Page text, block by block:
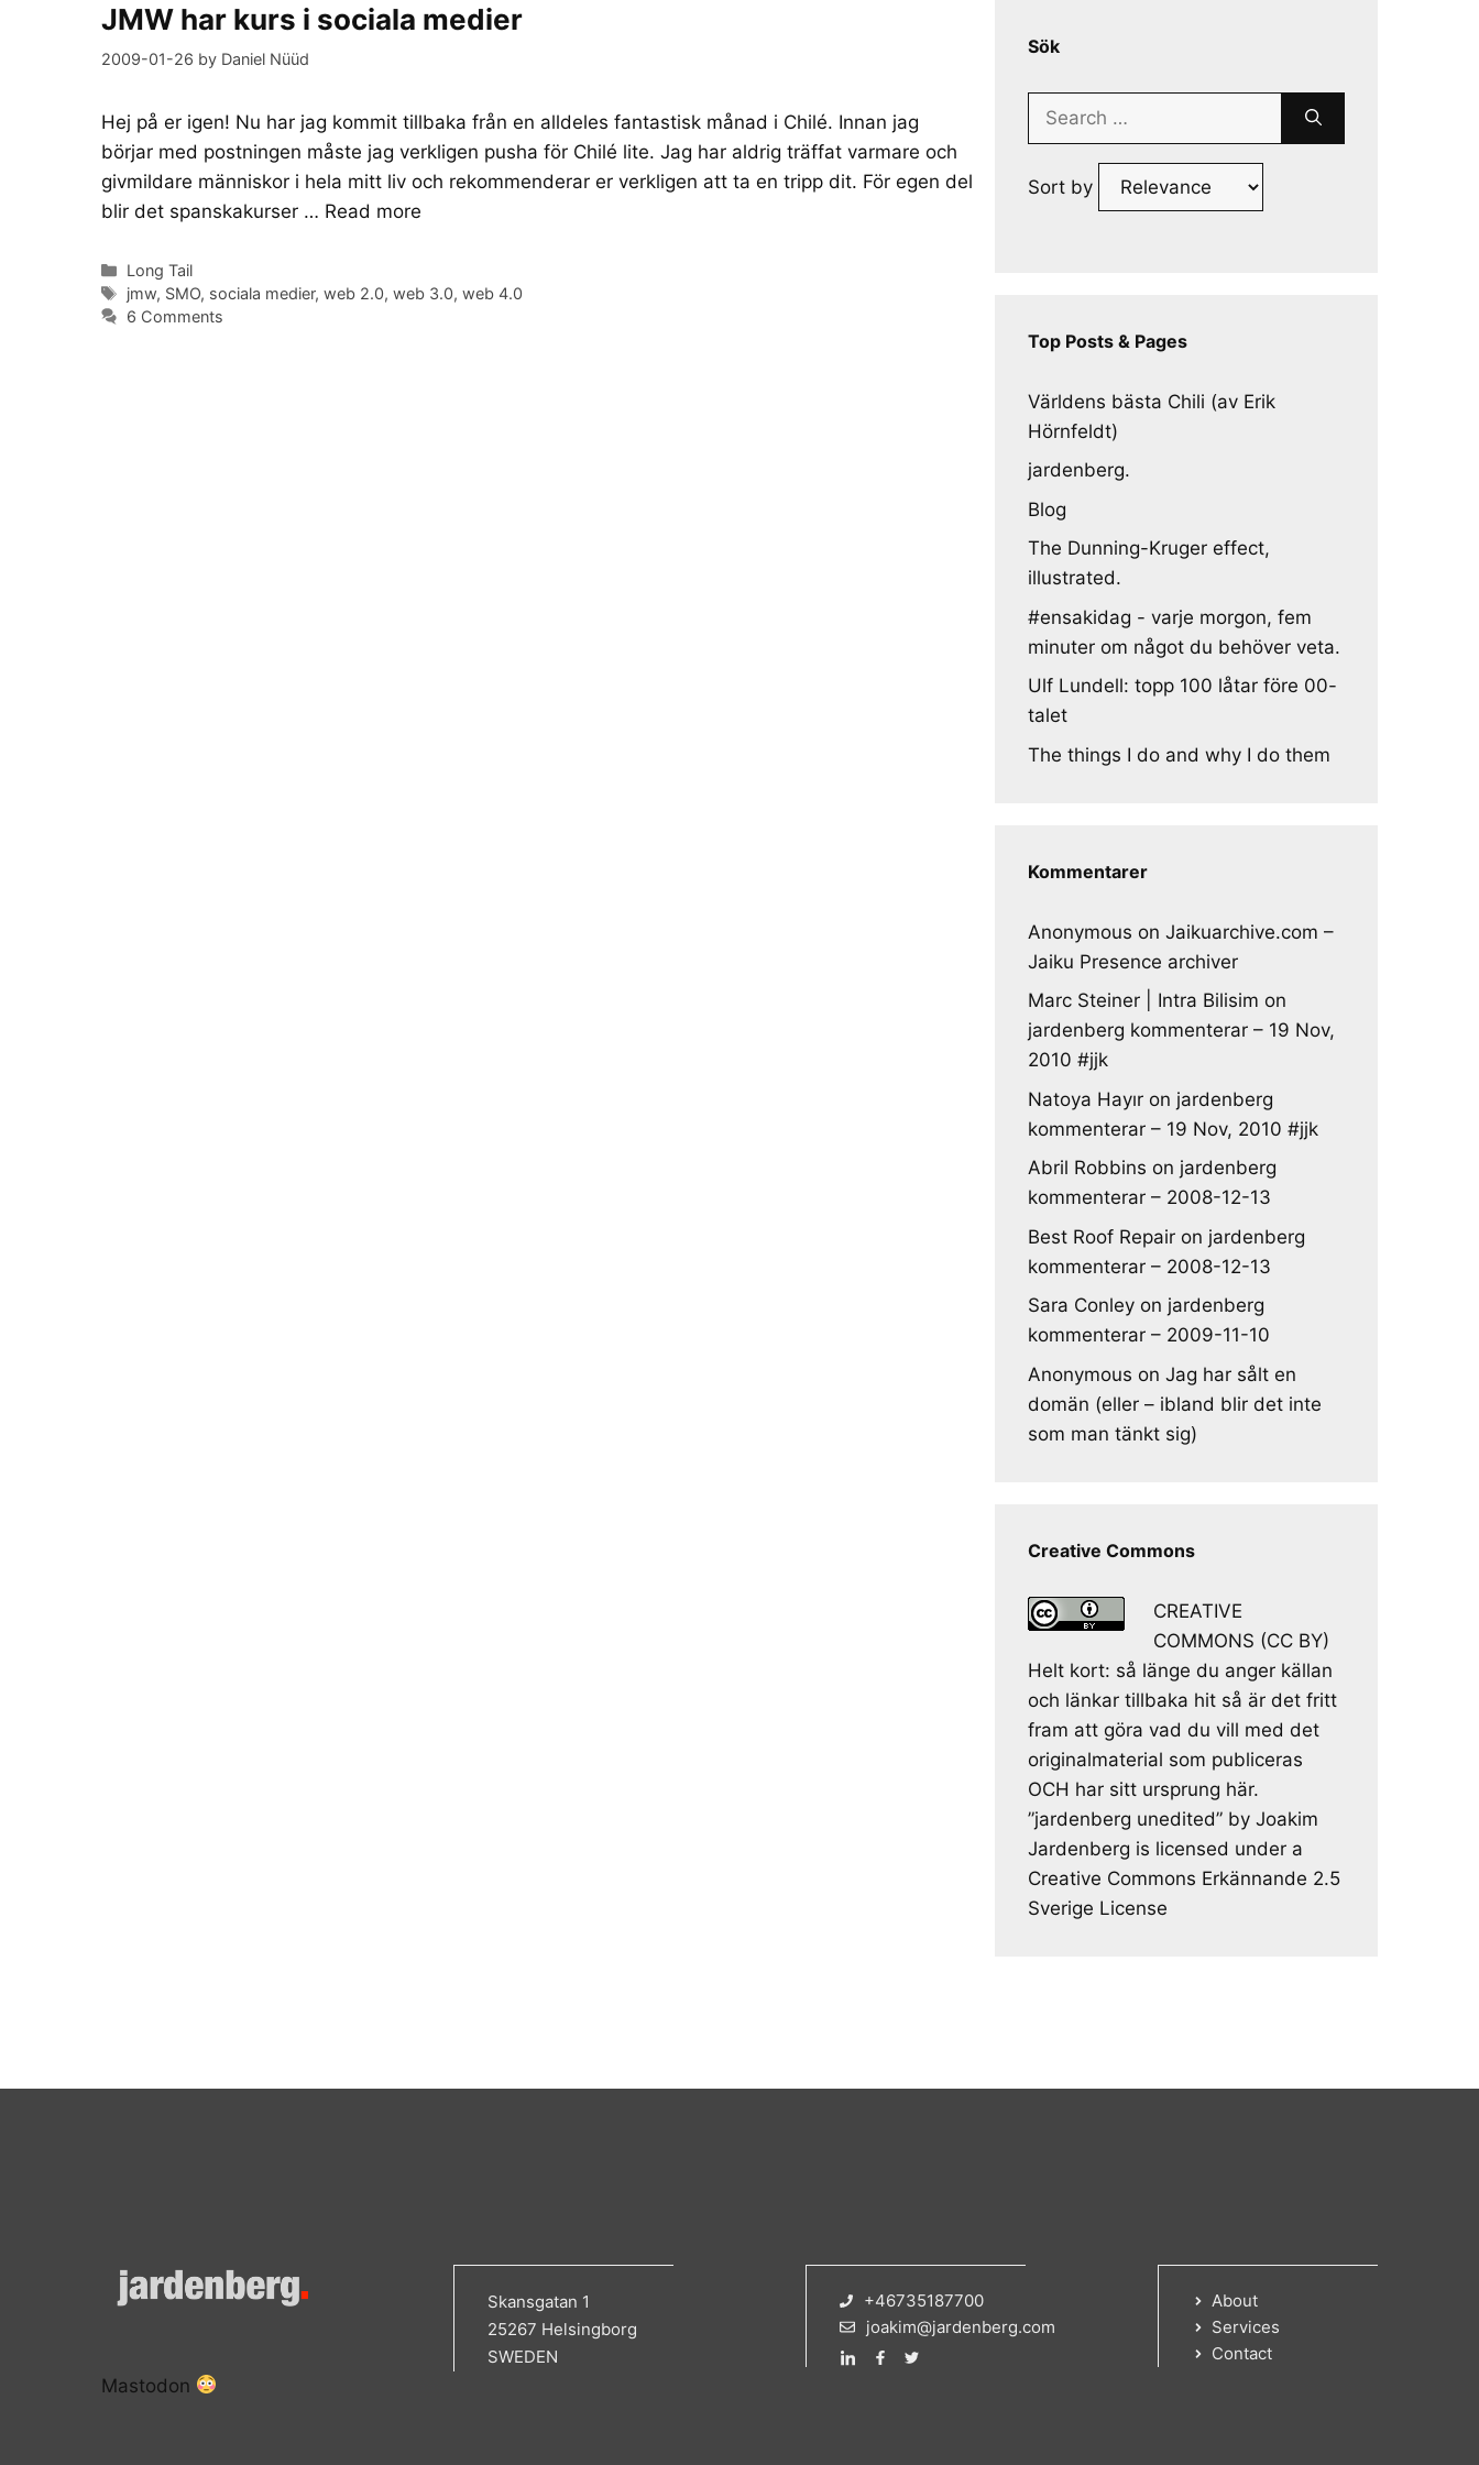
JMW har kurs i sociala medier
2009-01-26 by Daniel Nüüd
Hej på er igen! Nu har jag kommit tillbaka från en alldeles fantastisk månad i Chilé. Innan jag
börjar med postningen måste jag verkligen pusha för Chilé lite. Jag har aldrig träffat varmare och
givmildare människor i hela mitt liv och rekommenderar er verkligen att ta en tripp dit. För egen del
blir det spanskakurser … Read more
Categories
Long Tail
Tags
jmw, SMO, sociala medier,web 2.0,web 3.0,web 4.0
6 Comments
Sök
Search
Sort by
Top Posts & Pages
Världens bästa Chili (av Erik
Hörnfeldt)
jardenberg.
Blog
The Dunning-Kruger effect,
illustrated.
#ensakidag - varje morgon, fem
minuter om något du behöver veta.
Ulf Lundell: topp 100 låtar före 00-
talet
The things I do and why I do them
Kommentarer
Anonymous on Jaikuarchive.com –
Jaiku Presence archiver
Marc Steiner | Intra Bilisim on
jardenberg kommenterar – 19 Nov,
2010 #jjk
Natoya Hayır on jardenberg
kommenterar – 19 Nov, 2010 #jjk
Abril Robbins on jardenberg
kommenterar – 2008-12-13
Best Roof Repair on jardenberg
kommenterar – 2008-12-13
Sara Conley on jardenberg
kommenterar – 2009-11-10
Anonymous on Jag har sålt en
domän (eller – ibland blir det inte
som man tänkt sig)
Creative Commons
CREATIVE
COMMONS (CC BY)
Helt kort: så länge du anger källan
och länkar tillbaka hit så är det fritt
fram att göra vad du vill med det
originalmaterial som publiceras
OCH har sitt ursprung här.
”jardenberg unedited” by Joakim
Jardenberg is licensed under a
Creative Commons Erkännande 2.5
Sverige License
Skansgatan 1
25267 Helsingborg
SWEDEN
+46735187700
joakim@jardenberg.com
About
Services
Contact
Mastodon